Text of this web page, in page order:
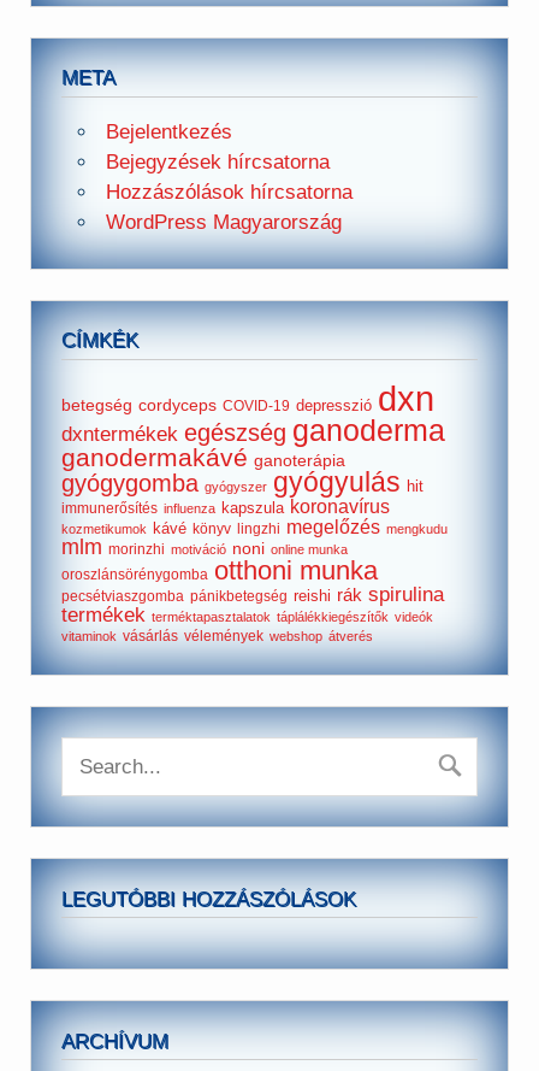
META
Bejelentkezés
Bejegyzések hírcsatorna
Hozzászólások hírcsatorna
WordPress Magyarország
CÍMKÉK
betegség cordyceps COVID-19 depresszió dxn
dxntermékek egészség ganoderma
ganodermakávé ganoterápia
gyógygomba gyógyszer gyógyulás hit
immunerősítés influenza kapszula koronavírus
kozmetikumok kávé könyv lingzhi megelőzés mengkudu
mlm morinzhi motiváció noni online munka
oroszlánsörénygomba otthoni munka
pecsétviaszgomba pánikbetegség reishi rák spirulina
termékek terméktapasztalatok táplálékkiegészítők videók
vitaminok vásárlás vélemények webshop átverés
LEGUTÓBBI HOZZÁSZÓLÁSOK
ARCHÍVUM